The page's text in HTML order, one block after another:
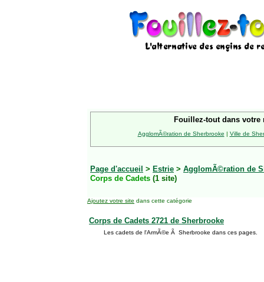
Fouillez-tout dans votre
AgglomÃ©ration de Sherbrooke | Ville de
Page d'accueil > Estrie > AgglomÃ©ration de
Corps de Cadets (1 site)
Ajoutez votre site dans cette catégorie
Corps de Cadets 2721 de Sherbrooke
Les cadets de l'ArmÃ©e Ã Sherbrooke dans ces pages.